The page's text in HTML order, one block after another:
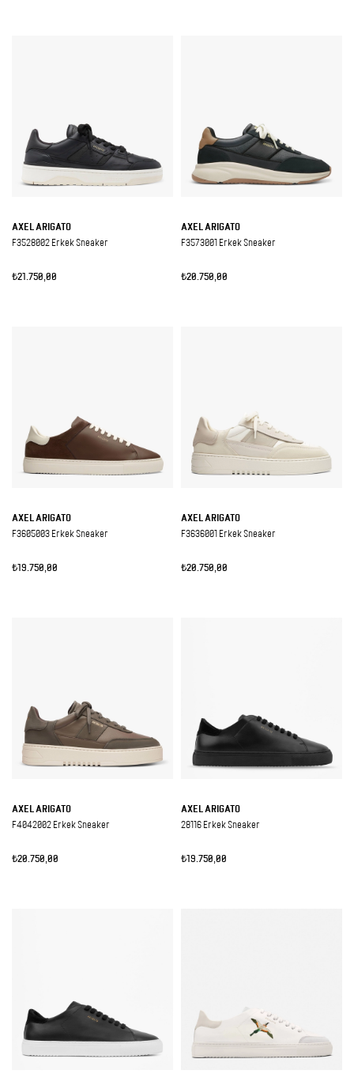
AXEL ARIGATO
F3528002 Erkek Sneaker
₺21.750,00
AXEL ARIGATO
F3573001 Erkek Sneaker
₺20.750,00
AXEL ARIGATO
F3605003 Erkek Sneaker
₺19.750,00
AXEL ARIGATO
F3636001 Erkek Sneaker
₺20.750,00
AXEL ARIGATO
F4042002 Erkek Sneaker
₺20.750,00
AXEL ARIGATO
28116 Erkek Sneaker
₺19.750,00